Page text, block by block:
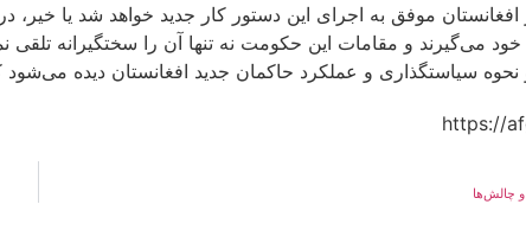
موفق به اجرای این دستور کار جدید خواهد شد یا
می‌گیرند و مقامات این حکومت نه تنها آن را سختگیرانه تلقی
سیاستگذاری و عملکرد حاکمان جدید افغانستان دیده
و چالش‌ها